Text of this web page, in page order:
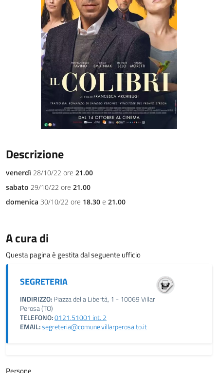
Descrizione
venerdì 28/10/22 ore 21.00
sabato 29/10/22 ore 21.00
domenica 30/10/22 ore 18.30 e 21.00
A cura di
Questa pagina è gestita dal seguente ufficio
SEGRETERIA
INDIRIZZO:Piazza della Libertà, 1 - 10069 Villar
Perosa (TO)
TELEFONO:0121.51001 int. 2
EMAIL:segreteria@comune.villarperosa.to.it